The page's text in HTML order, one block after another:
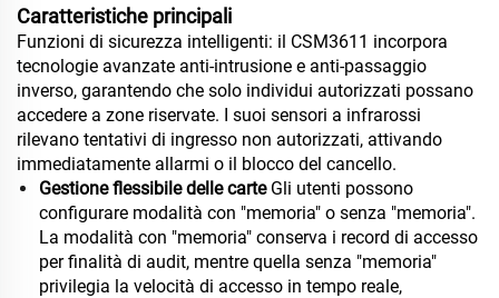
Caratteristiche principali
Funzioni di sicurezza intelligenti: il CSM3611 incorpora
tecnologie avanzate anti-intrusione e anti-passaggio
inverso, garantendo che solo individui autorizzati possano
accedere a zone riservate. I suoi sensori a infrarossi
rilevano tentativi di ingresso non autorizzati, attivando
immediatamente allarmi o il blocco del cancello.
Gestione flessibile delle carte Gli utenti possono
configurare modalità con "memoria" o senza "memoria".
La modalità con "memoria" conserva i record di accesso
per finalità di audit, mentre quella senza "memoria"
privilegia la velocità di accesso in tempo reale,